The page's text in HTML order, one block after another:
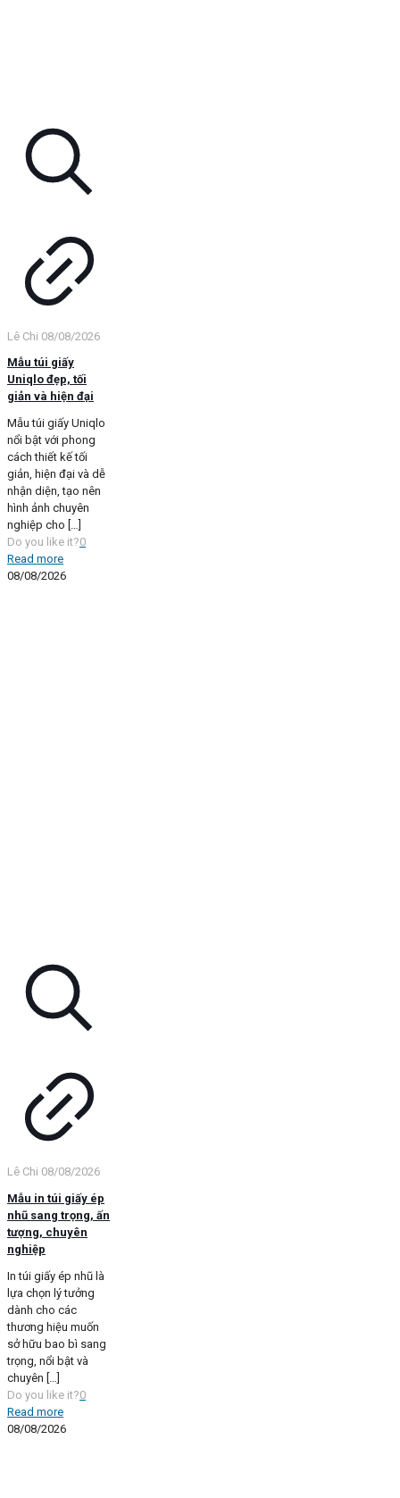
Lê Chi 08/08/2026
Mẫu túi giấy
Uniqlo đẹp, tối
giản và hiện đại
Mẫu túi giấy Uniqlo
nổi bật với phong
cách thiết kế tối
giản, hiện đại và dễ
nhận diện, tạo nên
hình ảnh chuyên
nghiệp cho […]
Do you like it?0
Read more
08/08/2026
Lê Chi 08/08/2026
Mẫu in túi giấy ép
nhũ sang trọng, ấn
tượng, chuyên
nghiệp
In túi giấy ép nhũ là
lựa chọn lý tưởng
dành cho các
thương hiệu muốn
sở hữu bao bì sang
trọng, nổi bật và
chuyên […]
Do you like it?0
Read more
08/08/2026